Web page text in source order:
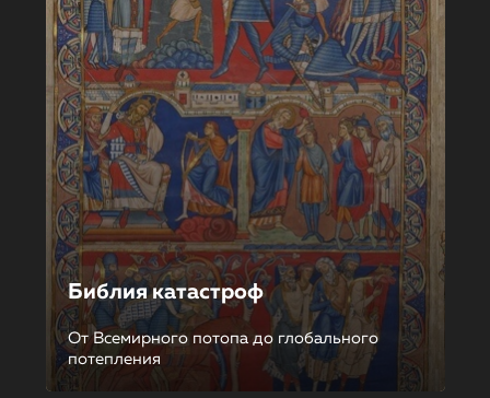
Библия катастроф
От Всемирного потопа до глобального
потепления